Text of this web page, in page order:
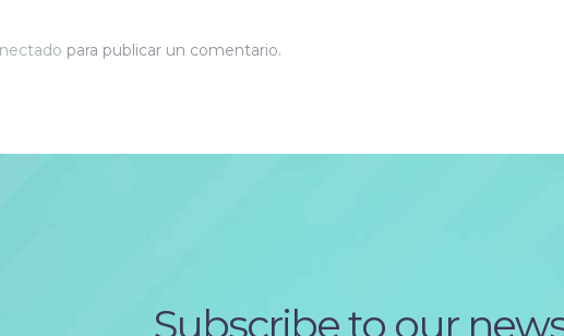
para publicar un comentario.
Subscribe to our